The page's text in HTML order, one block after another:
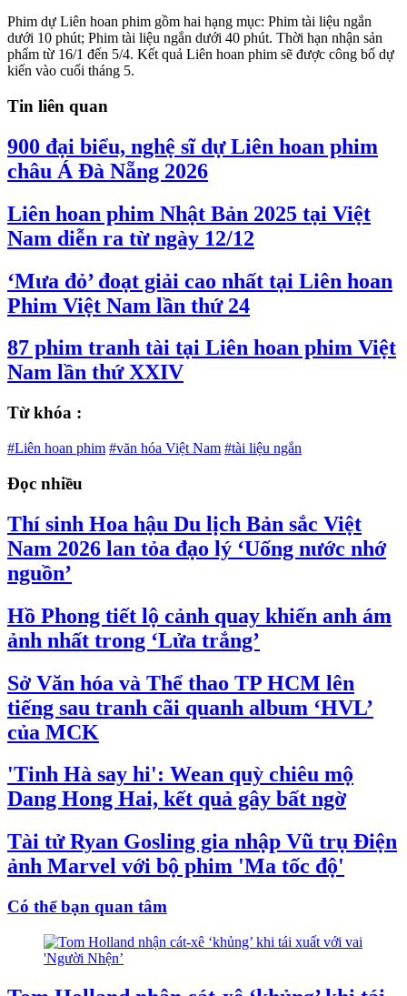
Phim dự Liên hoan phim gồm hai hạng mục: Phim tài liệu ngắn
dưới 10 phút; Phim tài liệu ngắn dưới 40 phút. Thời hạn nhận sản
phẩm từ 16/1 đến 5/4. Kết quả Liên hoan phim sẽ được công bố dự
kiến vào cuối tháng 5.
Tin liên quan
900 đại biểu, nghệ sĩ dự Liên hoan phim
châu Á Đà Nẵng 2026
Liên hoan phim Nhật Bản 2025 tại Việt
Nam diễn ra từ ngày 12/12
‘Mưa đỏ’ đoạt giải cao nhất tại Liên hoan
Phim Việt Nam lần thứ 24
87 phim tranh tài tại Liên hoan phim Việt
Nam lần thứ XXIV
Từ khóa :
#Liên hoan phim #văn hóa Việt Nam #tài liệu ngắn
Đọc nhiều
Thí sinh Hoa hậu Du lịch Bản sắc Việt
Nam 2026 lan tỏa đạo lý ‘Uống nước nhớ
nguồn’
Hồ Phong tiết lộ cảnh quay khiến anh ám
ảnh nhất trong ‘Lửa trắng’
Sở Văn hóa và Thể thao TP HCM lên
tiếng sau tranh cãi quanh album ‘HVL’
của MCK
'Tinh Hà say hi': Wean quỳ chiêu mộ
Dang Hong Hai, kết quả gây bất ngờ
Tài tử Ryan Gosling gia nhập Vũ trụ Điện
ảnh Marvel với bộ phim 'Ma tốc độ'
Có thể bạn quan tâm